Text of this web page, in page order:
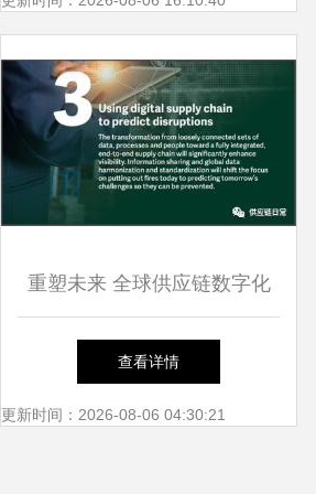
重塑未来 全球供应链数字化
转型与2021年十大发展趋势分
析
查看详情
更新时间：2026-08-06 04:30:21